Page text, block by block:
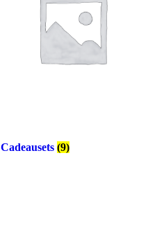
Cadeausets (9)